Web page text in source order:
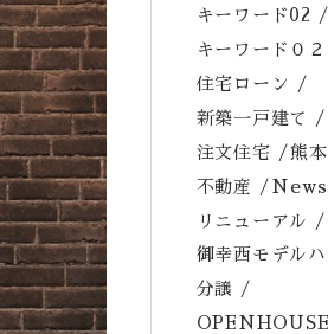
キーワード02
キーワード０２
住宅ローン
新築一戸建て
注文住宅 熊本
不動産 News
リニューアル
御幸西モデルハ
分譲
OPENHOUSE